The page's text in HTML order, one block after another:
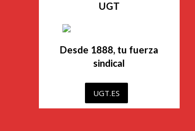
UGT
Desde 1888, tu fuerza
sindical
UGT.ES